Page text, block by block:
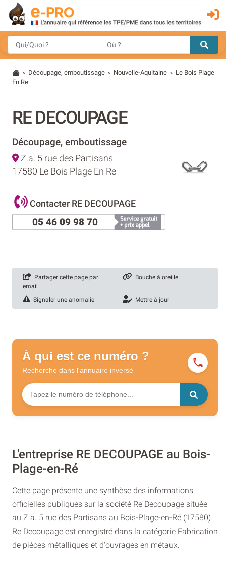
> Découpage, emboutissage > Nouvelle-Aquitaine > Le Bois Plage
En Re
RE DECOUPAGE
Découpage, emboutissage
Z.a. 5 rue des Partisans
17580 Le Bois Plage En Re
Contacter RE DECOUPAGE
05 46 09 98 70
Partager cette page par
email
Bouche à oreille
Signaler une anomalie Mettre à jour
À qui est ce numéro ?
Recherche dans l'annuaire inversé
L'entreprise RE DECOUPAGE au Bois-
Plage-en-Ré
Cette page présente une synthèse des informations
officielles publiques sur la société Re Decoupage située
au Z.a. 5 rue des Partisans au Bois-Plage-en-Ré (17580).
Re Decoupage est enregistré dans la catégorie Fabrication
de pièces métalliques et d'ouvrages en métaux.